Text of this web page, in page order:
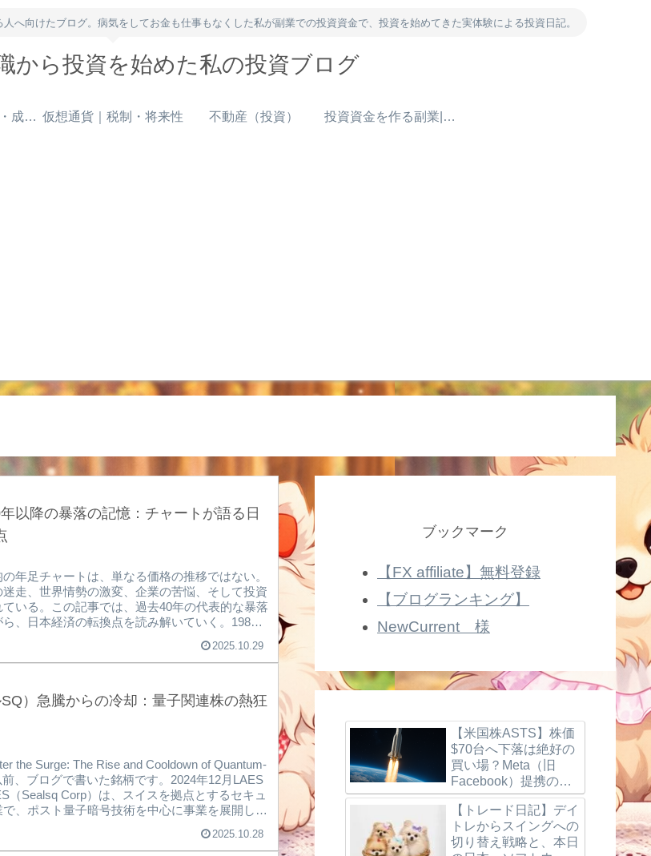
へ向けたブログ。病気をしてお金も仕事もなくした私が副業での投資資金で、投資を始めてきた実体験による投資日記。
から投資を始めた私の投資ブログ
米国株｜1株投資・成長株 仮想通貨｜税制・将来性 不動産（投資） 投資資金を作る副業|ポイ活・アンケート・得意を売る
以降の暴落の記憶：チャートが語る日
年足チャートは、単なる価格の推移ではない。
走、世界情勢の激変、企業の苦悩、そして投資
いる。この記事では、過去40年の代表的な暴落
、日本経済の転換点を読み解いていく。1987
に暴落し、日経平均は1日で約15%下落。原因は
走と金利上昇懸念。市場は「機械が市場を壊し
値38,957円を記録。しかし、地価高騰への警戒
公定歩合の急上昇、総...
2025.10.29
）急騰からの冷却：量子関連株の熱狂
the Surge: The Rise and Cooldown of Quantum-
、ブログで書いた銘柄です。2024年12月LAES
（Sealsq Corp）は、スイスを拠点とするセキュ
で、ポスト量子暗号技術を中心に事業を展開して
ピューター時代に不可欠な「耐タンパー性」や
2025.10.28
ブックマーク
【FX affiliate】無料登録
【ブログランキング】
NewCurrent 様
【米国株ASTS】株価
$70台へ下落は絶好の
買い場？Meta（旧
Facebook）提携の噂
とBlueBird打ち上げ成
功、楽天モバイルの最
新動向を徹底解説！
【トレード日記】デイ
トレからスイングへの
切り替え戦略と、本日